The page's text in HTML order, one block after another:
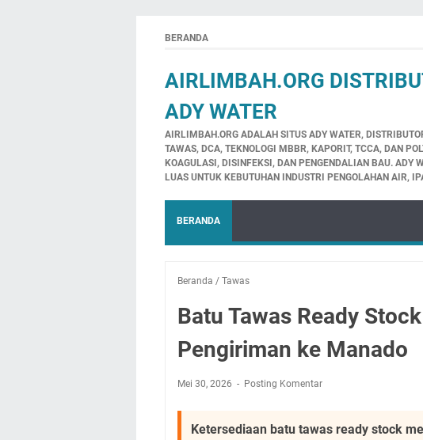
BERANDA
AIRLIMBAH.ORG
ADY WATER
AIRLIMBAH.ORG ADALAH SITUS ADY WATER,
TAWAS, DCA, TEKNOLOGI MBBR, KAPORIT, TCCA, DAN
KOAGULASI, DISINFEKSI, DAN PENGENDALIAN BAU. ADY
LUAS UNTUK KEBUTUHAN INDUSTRI PENGOLAHAN AIR,
BERANDA
Beranda / Tawas
Batu Tawas Ready
Pengiriman ke Manado
Mei 30, 2026 Posting Komentar
Ketersediaan batu tawas ready stock